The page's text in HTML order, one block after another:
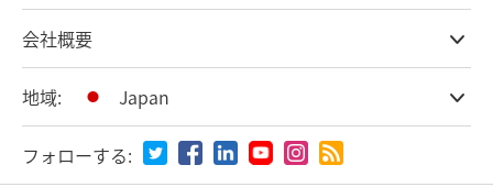
ネットワークストレージ
ATEMライブプロダクション
収録、キャプチャー、再生
放送用コンバーター
ルーティング＆配信
モニタリング＆テスト用機器
ストアに関するよくある質問
製品サポートセンター
お問い合わせ
特定商取引法に基づく表記
会社概要
会社概要
パートナー
メディア
地域: Japan
国または地域から選択
フォローする: